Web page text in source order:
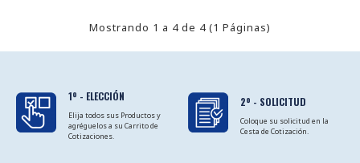
Mostrando 1 a 4 de 4 (1 Páginas)
1º - ELECCIÓN
Elija todos sus Productos y
agréguelos a su Carrito de
Cotizaciones.
2º - SOLICITUD
Coloque su solicitud en la
Cesta de Cotización.